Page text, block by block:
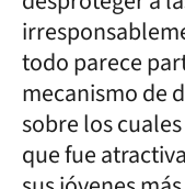
todo parece
mecanismo de
sobre los
que fue